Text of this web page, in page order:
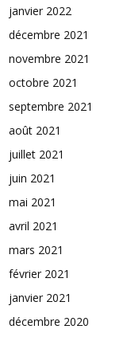
janvier 2022
décembre 2021
novembre 2021
octobre 2021
septembre 2021
août 2021
juillet 2021
juin 2021
mai 2021
avril 2021
mars 2021
février 2021
janvier 2021
décembre 2020